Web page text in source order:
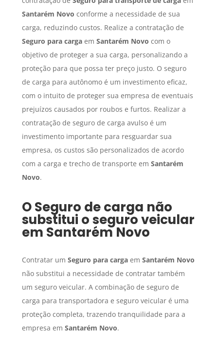
Santarém Novo conforme a necessidade de sua
carga, reduzindo custos. Realize a contratação de
Seguro para cargaem Santarém Novo com o
objetivo de proteger a sua carga, personalizando a
proteção para que possa ter preço justo. O seguro
de carga para autônomo é um investimento eficaz,
com o intuito de proteger sua empresa de eventuais
prejuízos causados por roubos e furtos. Realizar a
contratação de seguro de carga avulso é um
investimento importante para resguardar sua
empresa, os custos são personalizados de acordo
com a carga e trecho de transporte em Santarém
Novo.
OSeguro de carga não
substitui o seguro veicular
em Santarém Novo
Contratar um Seguro para cargaem Santarém Novo
não substitui a necessidade de contratar também
um seguro veicular. A combinação de seguro de
carga para transportadora e seguro veicular é uma
proteção completa, trazendo tranquilidade para a
empresa em Santarém Novo.